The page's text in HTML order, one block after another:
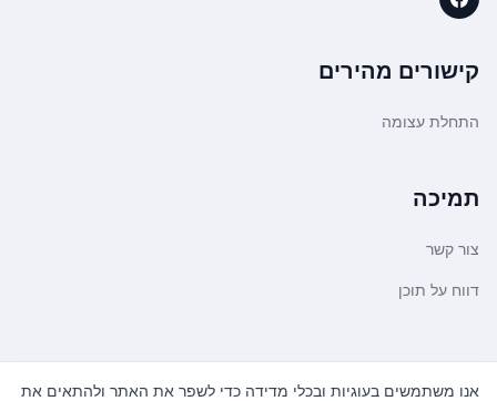
קישורים מהירים
התחלת עצומה
תמיכה
צור קשר
דווח על תוכן
משפטי ועדכונים
אנו משתמשים בעוגיות ובכלי מדידה כדי לשפר את האתר ולהתאים את